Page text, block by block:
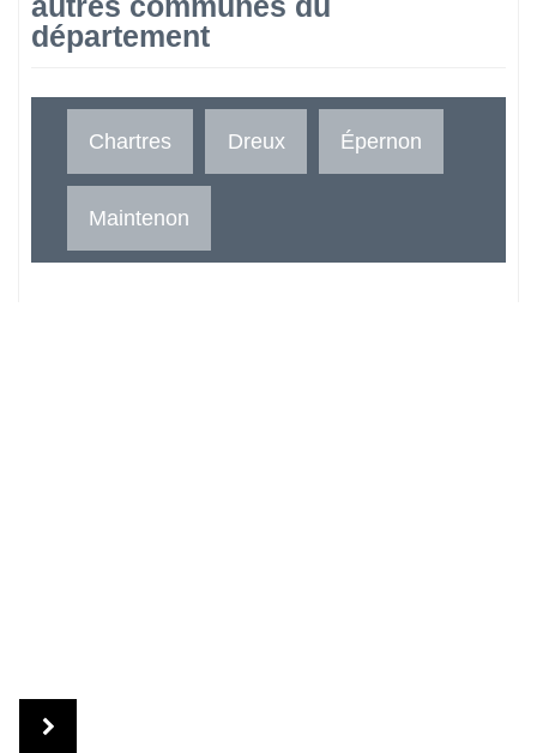
département
Chartres Dreux Épernon
Maintenon